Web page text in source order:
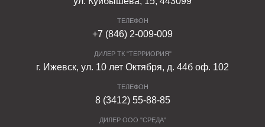
ТЕЛЕФОН
+7 (846) 2-009-009
ДИЛЕР ТК "ТЕРРИОРИЯ"
г. Ижевск, ул. 10 лет Октября, д. 44б оф. 102
ТЕЛЕФОН
8 (3412) 55-88-85
ДИЛЕР ООО "СРЕДА"